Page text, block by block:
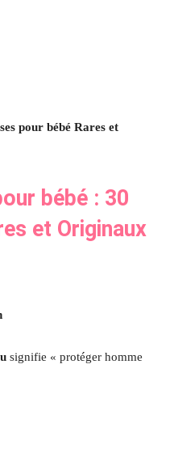
pour bébé Rares et
bébé : 30
et Originaux
signifie « protéger homme